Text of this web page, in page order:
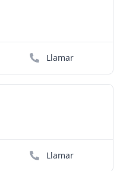
Llamar
Llamar